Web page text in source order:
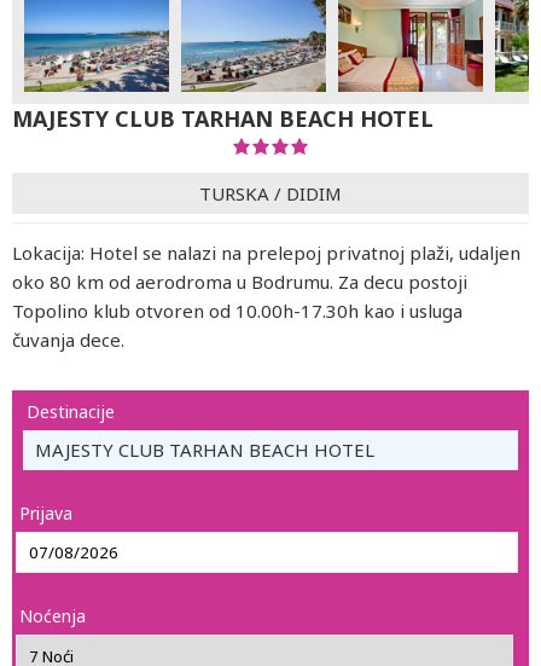
MAJESTY CLUB TARHAN BEACH HOTEL
TURSKA / DIDIM
Lokacija: Hotel se nalazi na prelepoj privatnoj plaži, udaljen
oko 80 km od aerodroma u Bodrumu. Za decu postoji
Topolino klub otvoren od 10.00h-17.30h kao i usluga
čuvanja dece.
Destinacije
MAJESTY CLUB TARHAN BEACH HOTEL
Prijava
Noćenja